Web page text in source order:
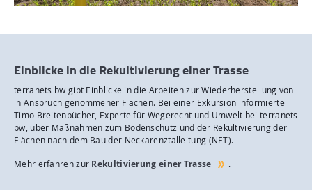
Einblicke in die Rekultivierung einer Trasse
terranets bw gibt Einblicke in die Arbeiten zur Wiederherstellung von
in Anspruch genommener Flächen. Bei einer Exkursion informierte
Timo Breitenbücher, Experte für Wegerecht und Umwelt bei terranets
bw, über Maßnahmen zum Bodenschutz und der Rekultivierung der
Flächen nach dem Bau der Neckarenztalleitung (NET).
Mehr erfahren zur Rekultivierung einer Trasse .